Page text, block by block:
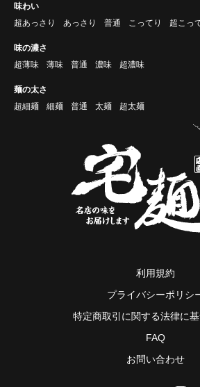
味わい
超あっさり
あっさり 普通 こってり 超こっ
味の濃さ
超薄味
薄味 普通 濃味 超濃味
麺の太さ
超細麺
細麺 普通 太麺 超太麺
利用規約
プライバシーポリシ
特定商取引に関する法律に
FAQ
お問い合わせ